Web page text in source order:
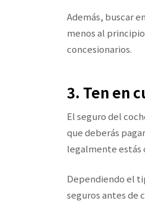
Además, buscar
menos al
concesionarios.
3. Ten en
El seguro del
que deberás
legalmente estás
Dependiendo el
seguros antes de